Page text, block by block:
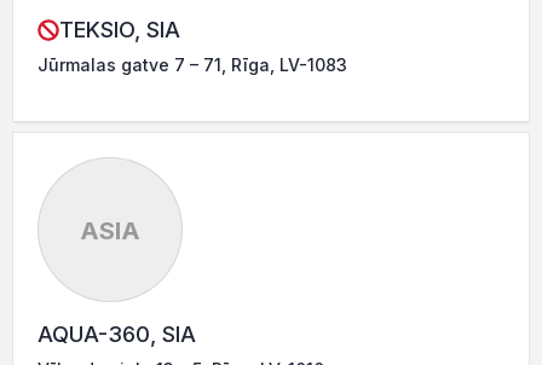
TEKSIO, SIA
Jūrmalas gatve 7 – 71, Rīga, LV-1083
ASIA
AQUA-360, SIA